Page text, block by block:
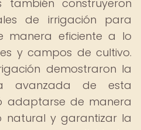
también construyeron
de irrigación para
manera eficiente a lo
y campos de cultivo.
demostraron la
avanzada de esta
adaptarse de manera
natural y garantizar la